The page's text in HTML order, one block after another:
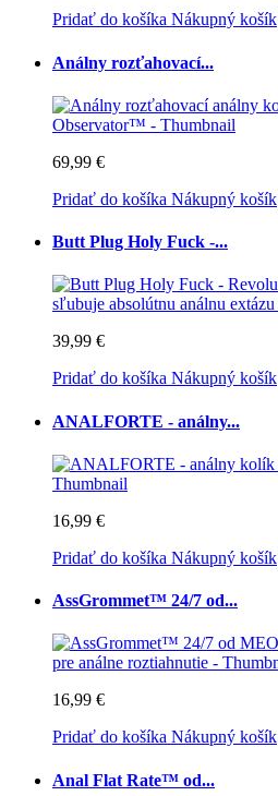
Pridať do košíka Nákupný košík
Análny rozťahovací...
69,99 €
Pridať do košíka Nákupný košík
Butt Plug Holy Fuck -...
39,99 €
Pridať do košíka Nákupný košík
ANALFORTE - análny...
16,99 €
Pridať do košíka Nákupný košík
AssGrommet™ 24/7 od...
16,99 €
Pridať do košíka Nákupný košík
Anal Flat Rate™ od...